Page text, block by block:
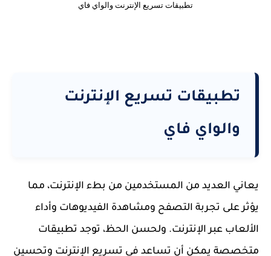
تطبيقات تسريع الإنترنت والواي فاي
تطبيقات تسريع الإنترنت
والواي فاي
يعاني العديد من المستخدمين من بطء الإنترنت، مما
يؤثر على تجربة التصفح ومشاهدة الفيديوهات وأداء
الألعاب عبر الإنترنت. ولحسن الحظ، توجد تطبيقات
متخصصة يمكن أن تساعد في تسريع الإنترنت وتحسين